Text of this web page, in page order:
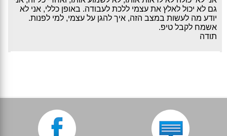
גם לא יכול לאלץ את עצמי ללכת לעבודה. באופן כללי, אני לא
יודע מה לעשות במצב הזה, איך להגן על עצמי, למי לפנות.
אשמח לקבל טיפ.
תודה